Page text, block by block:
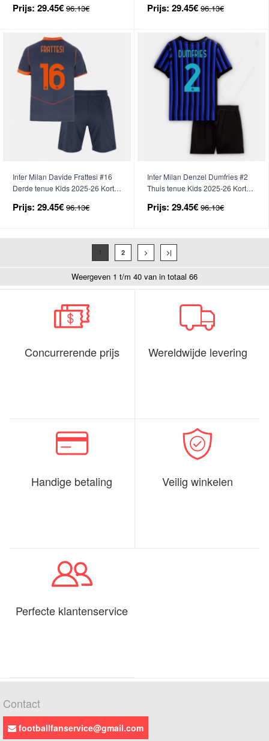
Prijs: 29.45€ 96.13€ Prijs: 29.45€ 96.13€
Inter Milan Davide Frattesi #16
Derde tenue Kids 2025-26 Korte
Prijs: 29.45€ 96.13€
Inter Milan Denzel Dumfries #2
Thuis tenue Kids 2025-26 Korte
Prijs: 29.45€ 96.13€
2 > >|
Weergeven 1 t/m 40 van in totaal 66
Concurrerende prijs Wereldwijde levering
Handige betaling Veilig winkelen
Perfecte klantenservice
Contact
footballfanservice@gmail.com